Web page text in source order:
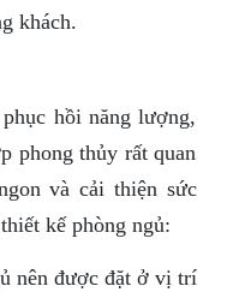
khách.
hồi năng lượng,
phong thủy rất quan
và cải thiện sức
kế phòng ngủ:
nên được đặt ở vị trí